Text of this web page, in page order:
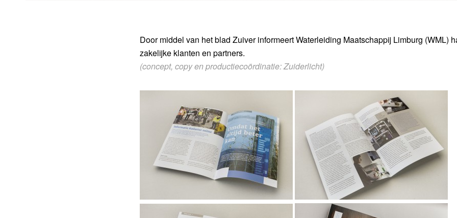
Door middel van het blad Zuiver informeert Waterleiding Maatschappij Limburg (WML)
zakelijke klanten en partners.
(concept, copy en productiecoördinatie: Zuiderlicht)